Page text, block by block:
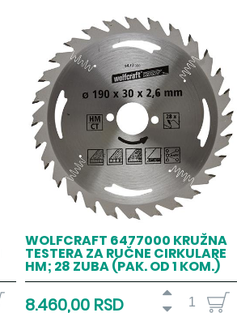
WOLFCRAFT 6477000 KRUŽNA
TESTERA ZA RUČNE CIRKULARE
HM; 28 ZUBA (PAK. OD 1 KOM.)
8.460,00 RSD